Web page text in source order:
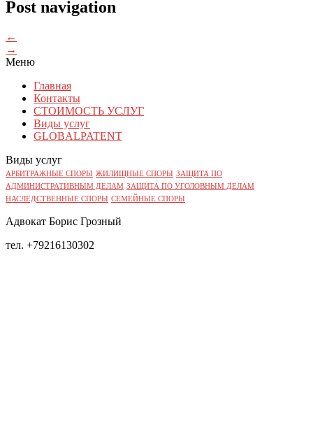
Post navigation
←
→
Меню
Главная
Контакты
СТОИМОСТЬ УСЛУГ
Виды услуг
GLOBALPATENT
Виды услуг
АРБИТРАЖНЫЕ СПОРЫ ЖИЛИЩНЫЕ СПОРЫ ЗАЩИТА ПО
АДМИНИСТРАТИВНЫМ ДЕЛАМ ЗАЩИТА ПО УГОЛОВНЫМ ДЕЛАМ
НАСЛЕДСТВЕННЫЕ СПОРЫ СЕМЕЙНЫЕ СПОРЫ
Адвокат Борис Грозный
тел. +79216130302